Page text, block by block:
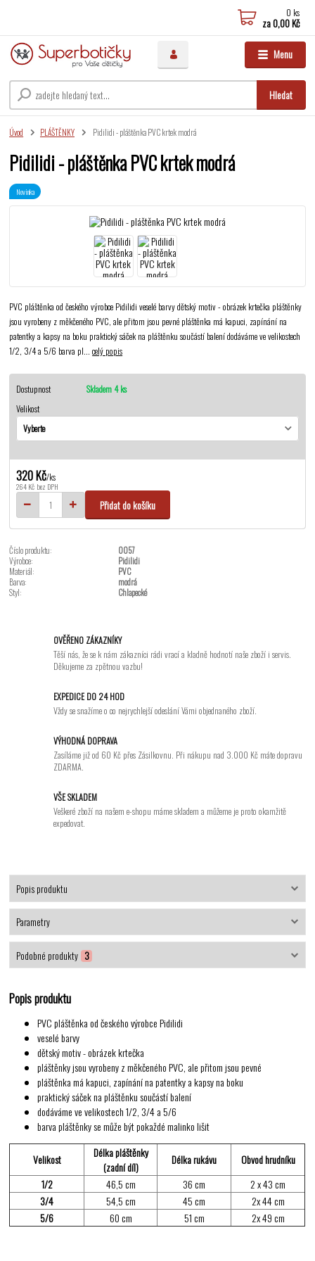
Menu
Hledat
0 ks
za0,00 Kč
Úvod PLÁŠTĚNKY Pidilidi - pláštěnka PVC krtek modrá
Pidilidi - pláštěnka PVC krtek modrá
Novinka
PVC pláštěnka od českého výrobce Pidilidi veselé barvy dětský motiv - obrázek krtečka pláštěnky
jsou vyrobeny z měkčeného PVC, ale přitom jsou pevné pláštěnka má kapuci, zapínání na
patentky a kapsy na boku praktický sáček na pláštěnku součástí balení dodáváme ve velikostech
1/2, 3/4 a 5/6 barva pl...celý popis
Dostupnost
Skladem 4 ks
Velikost
320 Kč/ks
264 Kč bez DPH
Přidat do košíku
Číslo produktu:
0057
Výrobce:
Pidilidi
Materiál:
PVC
Barva:
modrá
Styl:
Chlapecké
OVĚŘENO ZÁKAZNÍKY
Těší nás, že se k nám zákazníci rádi vrací a kladně hodnotí naše zboží i servis.
Děkujeme za zpětnou vazbu!
EXPEDICE DO 24 HOD
Vždy se snažíme o co nejrychlejší odeslání Vámi objednaného zboží.
VÝHODNÁ DOPRAVA
Zasíláme již od 60 Kč přes Zásilkovnu. Při nákupu nad 3.000 Kč máte dopravu
ZDARMA.
VŠE SKLADEM
Veškeré zboží na našem e-shopu máme skladem a můžeme je proto okamžitě
expedovat.
Popis produktu
Parametry
Podobné produkty 3
Popis produktu
PVC pláštěnka od českého výrobce Pidilidi
veselé barvy
dětský motiv - obrázek krtečka
pláštěnky jsou vyrobeny z měkčeného PVC, ale přitom jsou pevné
pláštěnka má kapuci, zapínání na patentky a kapsy na boku
praktický sáček na pláštěnku součástí balení
dodáváme ve velikostech 1/2, 3/4 a 5/6
barva pláštěnky se může být pokaždé malinko lišit
Velikost
Délka pláštěnky
(zadní díl)
Délka rukávu
Obvod hrudníku
1/2
46,5 cm 36 cm
2 x 43 cm
3/4
54,5 cm 45 cm
2x 44 cm
5/6
60 cm 51 cm 2x 49 cm